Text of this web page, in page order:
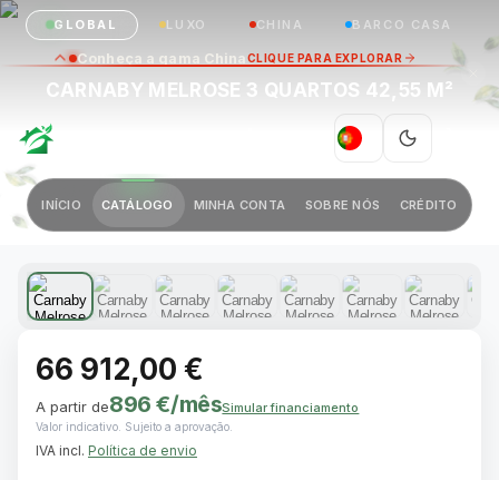
GLOBAL LUXO CHINA BARCO CASA
PT
INÍCIO CATÁLOGO MINHA CONTA SOBRE NÓS CRÉDITO
CARNABY MELROSE 3 QUARTOS 42,55 M²
1 / 11
66 912,00 €
A partir de896 €/mêsSimular financiamento
Valor indicativo. Sujeito a aprovação.
IVA incl. Política de envio
Conheça a gama ChinaCLIQUE PARA EXPLORAR